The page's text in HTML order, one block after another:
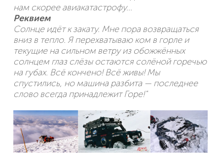
нам скорее авиакатастрофу...
Реквием
Солнце идёт к закату. Мне пора возвращаться
вниз в тепло. Я перехватываю ком в горле и
текущие на сильном ветру из обожжённых
солнцем глаз слёзы остаются солёной горечью
на губах. Всё кончено! Всё живы! Мы
спустились, но машина разбита — последнее
слово всегда принадлежит Горе!"